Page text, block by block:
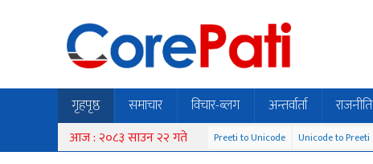
गृहपृष्ठ समाचार विचार-ब्लग अन्तर्वार्ता राजनीति
आज : २०८३ साउन २२ गते Preeti to Unicode Unicode to Preeti